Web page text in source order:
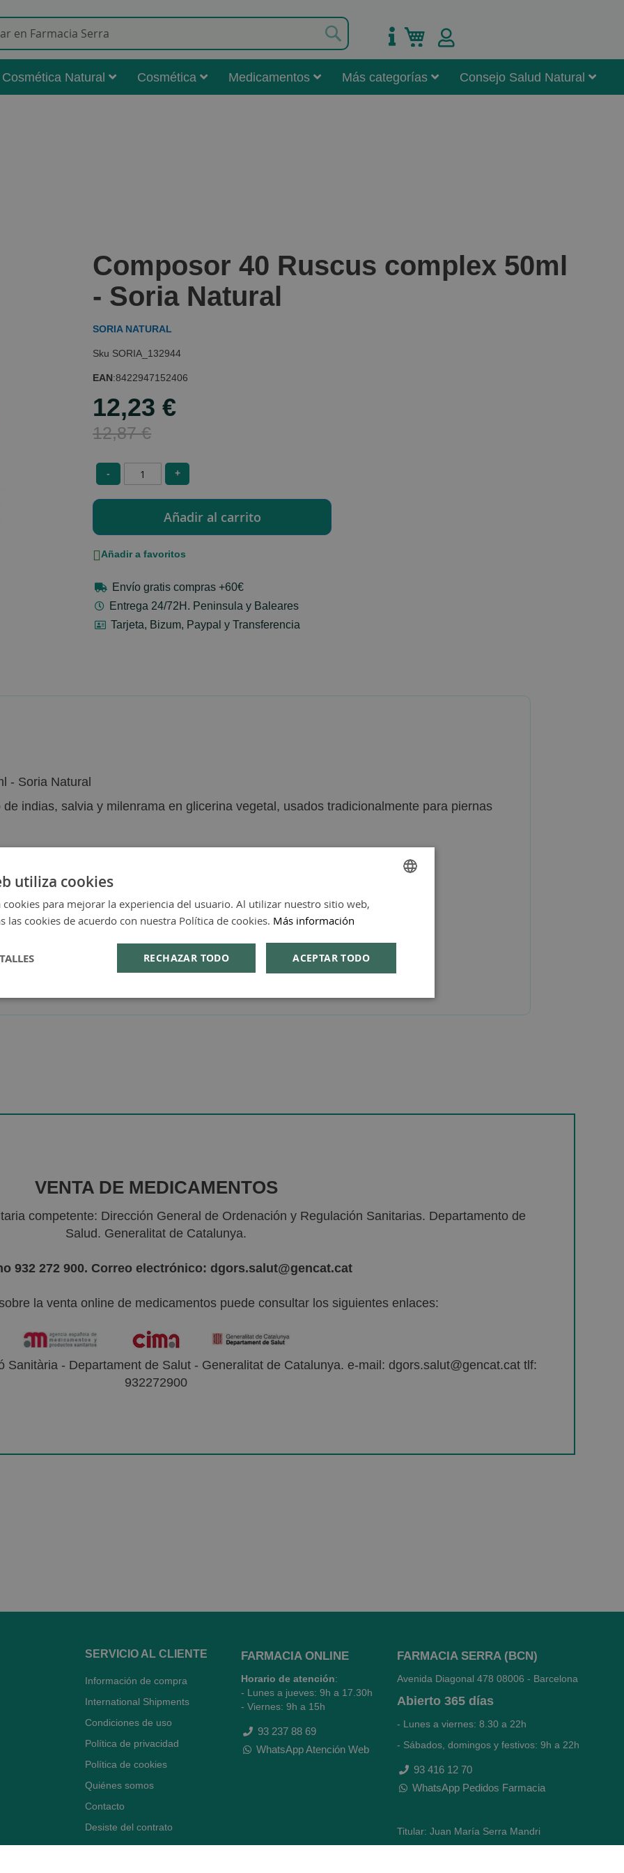
Mi carrito
Cosmética Natural Cosmética Medicamentos Más categorías Consejo Salud Natural
Composor 40 Ruscus complex 50ml
- Soria Natural
SORIA NATURAL
SORIA_132944
EAN:8422947152406
Special
Price
12,23 €
12,87 €
- +
Añadir a favoritos
Envío gratis compras +60€
Entrega 24/72H. Peninsula y Baleares
Tarjeta, Bizum, Paypal y Transferencia
- Soria Natural
indias, salvia y milenrama en glicerina vegetal, usados tradicionalmente para piernas
VENTA DE MEDICAMENTOS
competente: Dirección General de Ordenación y Regulación Sanitarias. Departamento de
Salud. Generalitat de Catalunya.
932 272 900. Correo electrónico: dgors.salut@gencat.cat
la venta online de medicamentos puede consultar los siguientes enlaces:
Sanitària - Departament de Salut - Generalitat de Catalunya. e-mail: dgors.salut@gencat.cat tlf:
932272900
SERVICIO AL CLIENTE
Información de compra
International Shipments
Condiciones de uso
Política de privacidad
Política de cookies
Quiénes somos
Contacto
Desiste del contrato
FARMACIA ONLINE
Horario de atención:
- Lunes a jueves: 9h a 17.30h
- Viernes: 9h a 15h
93 237 88 69
WhatsApp Atención Web
FARMACIA SERRA (BCN)
Avenida Diagonal 478 08006 - Barcelona
Abierto 365 días
- Lunes a viernes: 8.30 a 22h
- Sábados, domingos y festivos: 9h a 22h
93 416 12 70
WhatsApp Pedidos Farmacia
Titular: Juan María Serra Mandri
utiliza cookies
cookies para mejorar la experiencia del usuario. Al utilizar nuestro sitio web,
las cookies de acuerdo con nuestra Política de cookies. Más información
ACEPTAR TODO
RECHAZAR TODO